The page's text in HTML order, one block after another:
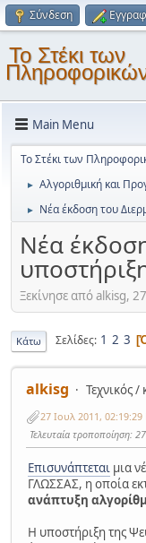
Σύνδεση
Το Στέκι των
Main Menu
Το Στέκι των
► Αλγοριθμική και
► Νέα έκδοση του
Νέα
Ξεκίνησε από alkisg,
Κάτω Σελίδες 1 2 3
alkisg Τεχνικός /
27 Ιουλ 2011,
Τελευταία τροποποίηση:
Επισυνάπτεται μια
ΓΛΩΣΣΑΣ, η οποία
ανάπτυξη
Η υποστήριξη της